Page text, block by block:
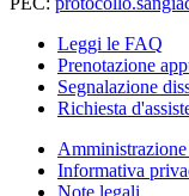
Leggi le FAQ
Prenotazione
Segnalazione
Richiesta
Amministrazione
Informativa
Note legali